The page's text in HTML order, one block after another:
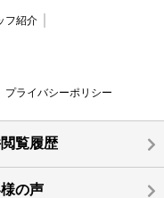
フ紹介
プライバシーポリシー
覧履歴
の声